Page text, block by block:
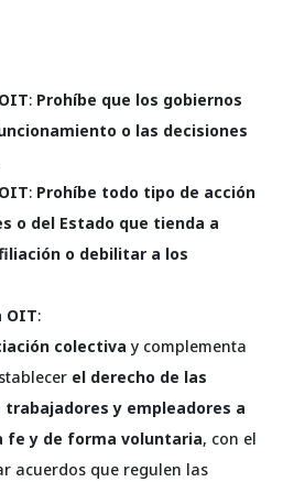
: Prohíbe que los gobiernos
o las decisiones
: Prohíbe todo tipo de acción
o del Estado que tienda a
o debilitar a los
OIT:
colectiva y complementa
el derecho de las
trabajadores y empleadores a
fe y de forma voluntaria, con el
acuerdos que regulen las